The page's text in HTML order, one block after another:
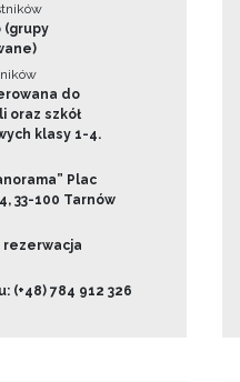
(grupy
do
oraz szkół
klasy 1-4.
Plac
33-100 Tarnów
rezerwacja
(+48) 784 912 326